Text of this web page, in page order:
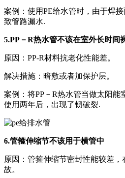
案例：使用PE给水管时，由于焊
致管路漏水.
5.PP－R热水管不该在室外长时间
原因：PP-R材料抗老化性能差。
解决措施：暗敷或者加保护层。
案例：将PP－R热水管当做太阳能
使用两年后，出现了韧破裂.
6.管箍伸缩节不该用于横管中
原因：管箍伸缩节密封性能较差
故。